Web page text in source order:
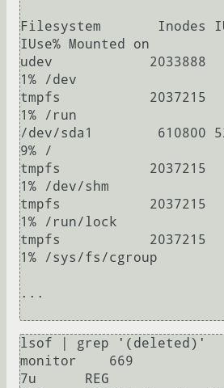
Filesystem       Inodes
IUse% Mounted on
udev            2033888
1% /dev
tmpfs           2037215
1% /run
/dev/sda1        610800
9% /
tmpfs           2037215
1% /dev/shm
tmpfs           2037215
1% /run/lock
tmpfs           2037215
1% /sys/fs/cgroup
...
lsof | grep '(deleted)'
monitor    669
7u      REG